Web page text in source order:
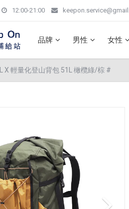
12:00-21:00
品牌 男性 女性
X 輕量化登山背包 51L 橄欖綠/棕 #